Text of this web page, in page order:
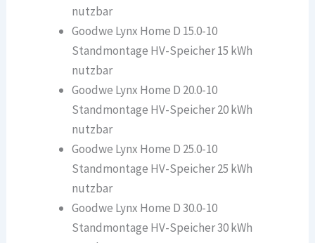
nutzbar
Goodwe Lynx Home D 15.0-10
Standmontage HV-Speicher 15 kWh
nutzbar
Goodwe Lynx Home D 20.0-10
Standmontage HV-Speicher 20 kWh
nutzbar
Goodwe Lynx Home D 25.0-10
Standmontage HV-Speicher 25 kWh
nutzbar
Goodwe Lynx Home D 30.0-10
Standmontage HV-Speicher 30 kWh